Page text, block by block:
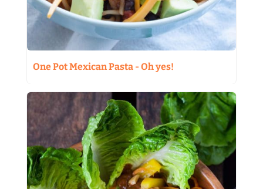
One Pot Mexican Pasta - Oh yes!